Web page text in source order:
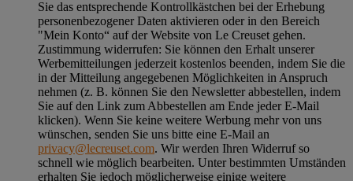
Sie das entsprechende Kontrollkästchen bei der Erhebung
personenbezogener Daten aktivieren oder in den Bereich
"Mein Konto“ auf der Website von Le Creuset gehen.
Zustimmung widerrufen: Sie können den Erhalt unserer
Werbemitteilungen jederzeit kostenlos beenden, indem Sie die
in der Mitteilung angegebenen Möglichkeiten in Anspruch
nehmen (z. B. können Sie den Newsletter abbestellen, indem
Sie auf den Link zum Abbestellen am Ende jeder E-Mail
klicken). Wenn Sie keine weitere Werbung mehr von uns
wünschen, senden Sie uns bitte eine E-Mail an
privacy@lecreuset.com. Wir werden Ihren Widerruf so
schnell wie möglich bearbeiten. Unter bestimmten Umständen
erhalten Sie jedoch möglicherweise einige weitere